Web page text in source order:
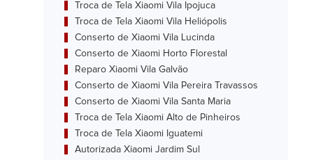
Troca de Tela Xiaomi Vila Ipojuca
Troca de Tela Xiaomi Vila Heliópolis
Conserto de Xiaomi Vila Lucinda
Conserto de Xiaomi Horto Florestal
Reparo Xiaomi Vila Galvão
Conserto de Xiaomi Vila Pereira Travassos
Conserto de Xiaomi Vila Santa Maria
Troca de Tela Xiaomi Alto de Pinheiros
Troca de Tela Xiaomi Iguatemi
Autorizada Xiaomi Jardim Sul